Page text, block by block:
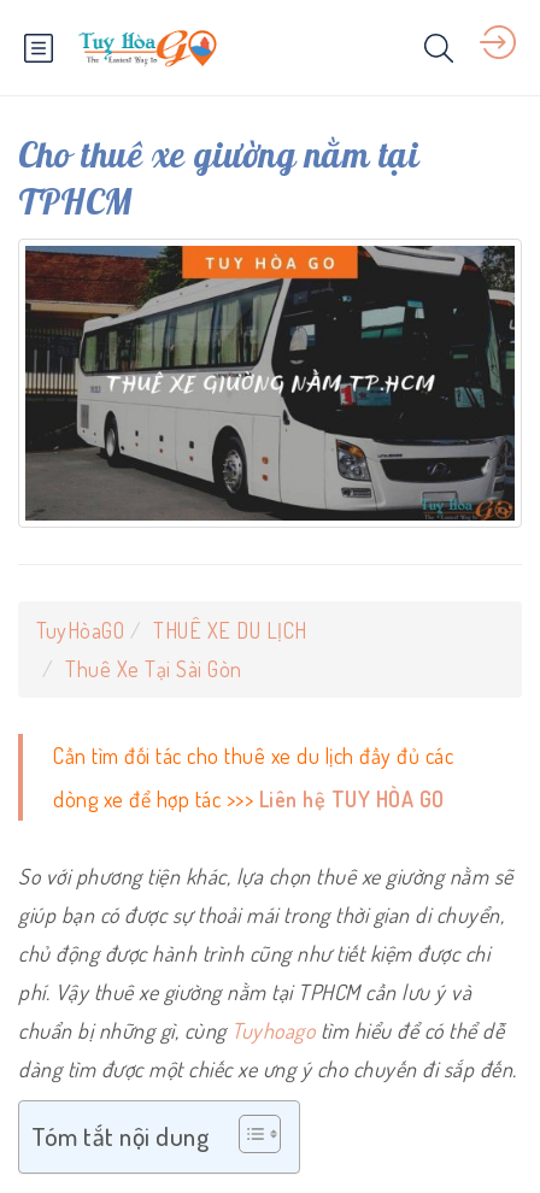
Cho thuê xe giường nằm tại
TPHCM
TuyHòaGO
THUÊ XE DU LỊCH
Thuê Xe Tại Sài Gòn
Cần tìm đối tác cho thuê xe du lịch đầy đủ các
dòng xe để hợp tác >>> Liên hệ TUY HÒA GO
So với phương tiện khác, lựa chọn thuê xe giường nằm sẽ
giúp bạn có được sự thoải mái trong thời gian di chuyển,
chủ động được hành trình cũng như tiết kiệm được chi
phí. Vậy thuê xe giường nằm tại TPHCM cần lưu ý và
chuẩn bị những gì, cùng Tuyhoagotìm hiểu để có thể dễ
dàng tìm được một chiếc xe ưng ý cho chuyến đi sắp đến.
Tóm tắt nội dung